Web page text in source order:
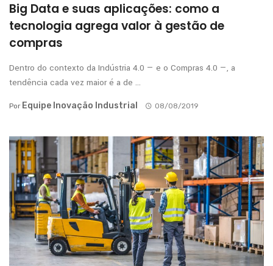
Big Data e suas aplicações: como a
tecnologia agrega valor à gestão de
compras
Dentro do contexto da Indústria 4.0 — e o Compras 4.0 —, a
tendência cada vez maior é a de ...
Por Equipe Inovação Industrial 08/08/2019